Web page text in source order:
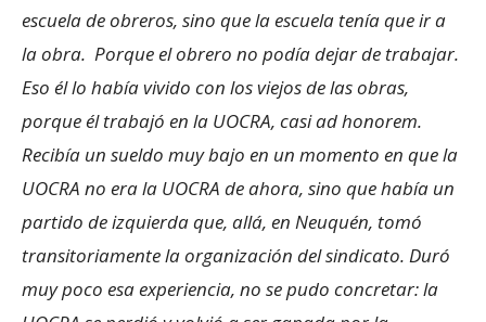
escuela de obreros, sino que la escuela tenía que ir a
la obra. Porque el obrero no podía dejar de trabajar.
Eso él lo había vivido con los viejos de las obras,
porque él trabajó en la UOCRA, casi ad honorem.
Recibía un sueldo muy bajo en un momento en que la
UOCRA no era la UOCRA de ahora, sino que había un
partido de izquierda que, allá, en Neuquén, tomó
transitoriamente la organización del sindicato. Duró
muy poco esa experiencia, no se pudo concretar: la